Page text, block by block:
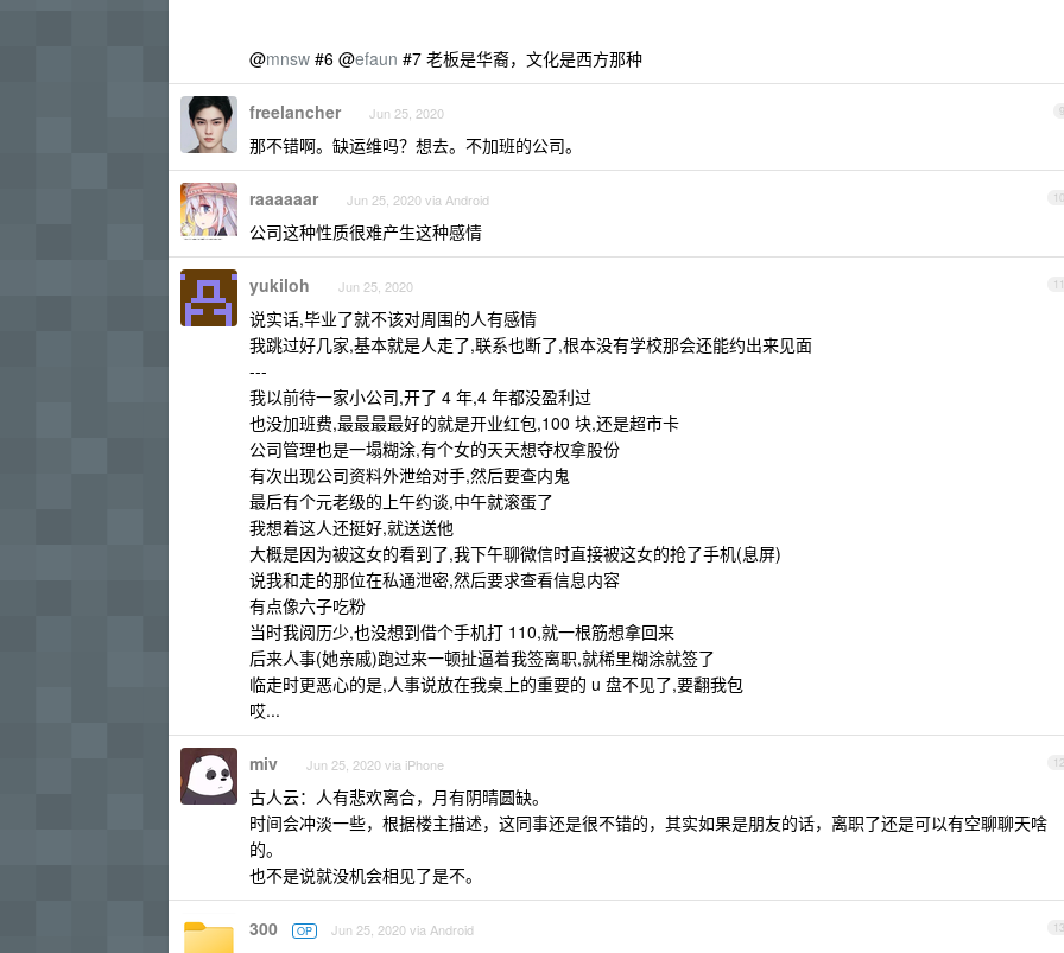
@mnsw #6 @efaun #7 老板是华裔，文化是西方那种
9
freelancher Jun 25, 2020
那不错啊。缺运维吗？想去。不加班的公司。
10
raaaaaar Jun 25, 2020 via Android
公司这种性质很难产生这种感情
11
yukiloh Jun 25, 2020
说实话,毕业了就不该对周围的人有感情
我跳过好几家,基本就是人走了,联系也断了,根本没有学校那会还能约出来见面
---
我以前待一家小公司,开了 4 年,4 年都没盈利过
也没加班费,最最最最好的就是开业红包,100 块,还是超市卡
公司管理也是一塌糊涂,有个女的天天想夺权拿股份
有次出现公司资料外泄给对手,然后要查内鬼
最后有个元老级的上午约谈,中午就滚蛋了
我想着这人还挺好,就送送他
大概是因为被这女的看到了,我下午聊微信时直接被这女的抢了手机(息屏)
说我和走的那位在私通泄密,然后要求查看信息内容
有点像六子吃粉
当时我阅历少,也没想到借个手机打 110,就一根筋想拿回来
后来人事(她亲戚)跑过来一顿扯逼着我签离职,就稀里糊涂就签了
临走时更恶心的是,人事说放在我桌上的重要的 u 盘不见了,要翻我包
哎...
12
miv Jun 25, 2020 via iPhone
古人云：人有悲欢离合，月有阴晴圆缺。
时间会冲淡一些，根据楼主描述，这同事还是很不错的，其实如果是朋友的话，离职了还是可以有空聊聊天啥
的。
也不是说就没机会相见了是不。
13
300 OP Jun 25, 2020 via Android